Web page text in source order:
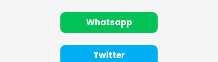
Whatsapp
Twitter